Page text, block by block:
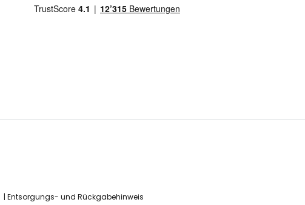
Entsorgungs- und Rückgabehinweis